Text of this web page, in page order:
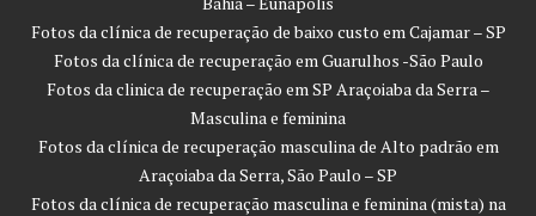
Fotos da clínica de recuperação de baixo custo em Cajamar – SP
Fotos da clínica de recuperação em Guarulhos -São Paulo
Fotos da clinica de recuperação em SP Araçoiaba da Serra –
Masculina e feminina
Fotos da clínica de recuperação masculina de Alto padrão em
Araçoiaba da Serra, São Paulo – SP
Fotos da clínica de recuperação masculina e feminina (mista) na